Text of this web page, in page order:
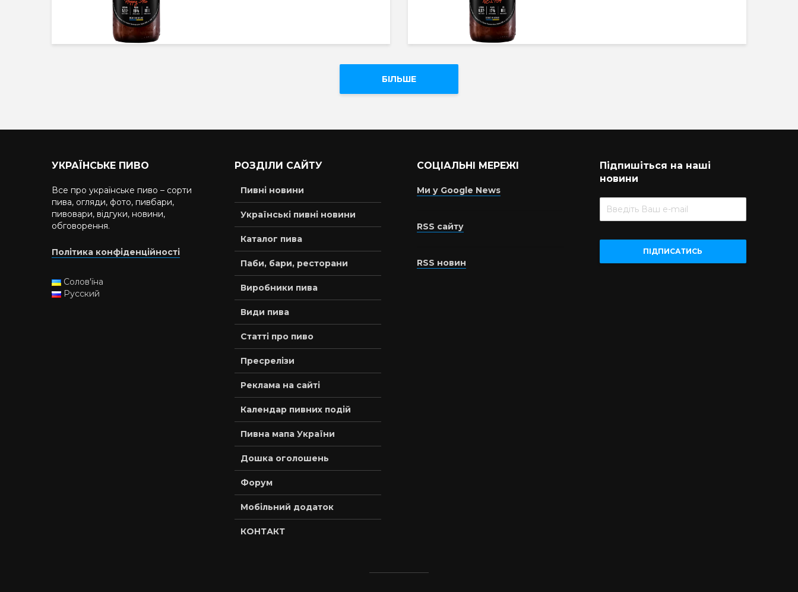
БІЛЬШЕ
УКРАЇНСЬКЕ ПИВО
Все про українське пиво – сорти
пива, огляди, фото, пивбари,
пивовари, відгуки, новини,
обговорення.
Політика конфіденційності
Солов'їна
Русский
РОЗДІЛИ САЙТУ
Пивні новини
Українські пивні новини
Каталог пива
Паби, бари, ресторани
Виробники пива
Види пива
Статті про пиво
Пресрелізи
Реклама на сайті
Календар пивних подій
Пивна мапа України
Дошка оголошень
Форум
Мобільний додаток
КОНТАКТ
СОЦІАЛЬНІ МЕРЕЖІ
Ми у Google News
RSS сайту
RSS новин
Підпишіться на наші
новини